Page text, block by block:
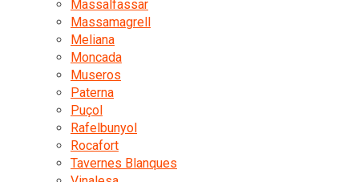
Massalfassar
Massamagrell
Meliana
Moncada
Museros
Paterna
Puçol
Rafelbunyol
Rocafort
Tavernes Blanques